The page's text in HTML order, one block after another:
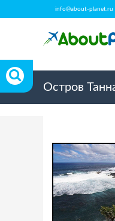
info@about-planet.ru
Остров